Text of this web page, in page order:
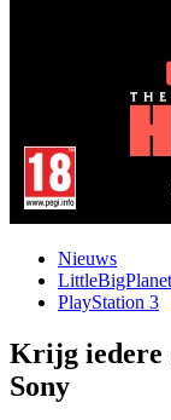
Nieuws
LittleBigPlanet
PlayStation 3
Krijg iedere
Sony